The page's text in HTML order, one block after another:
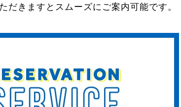
だきますとスムーズにご案内可能です。